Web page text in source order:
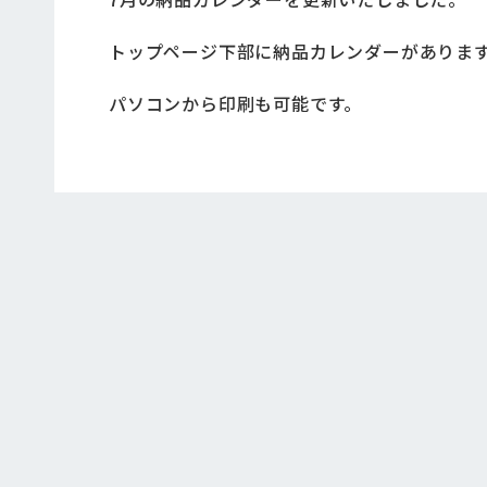
トップページ下部に納品カレンダーがありま
パソコンから印刷も可能です。